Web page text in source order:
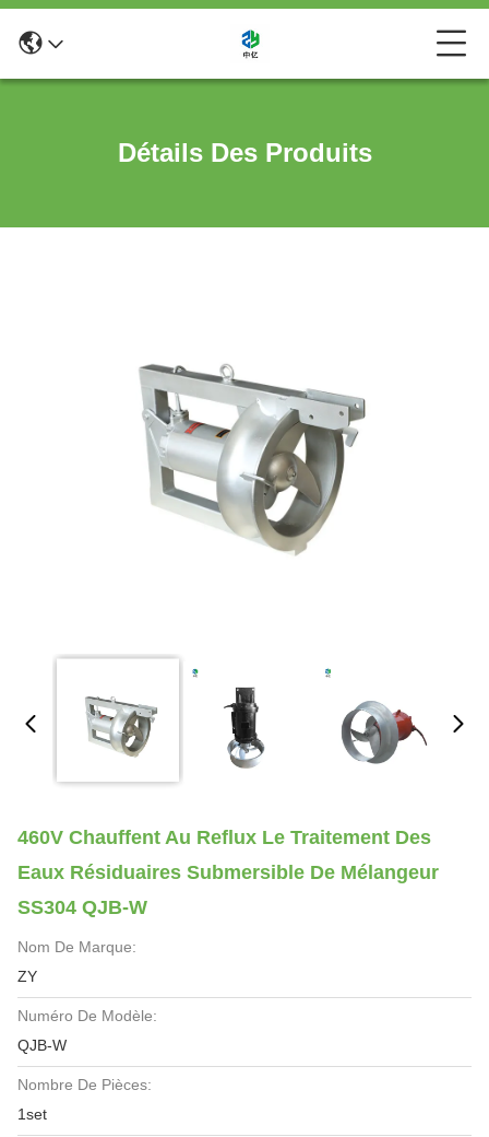
Détails Des Produits
460V Chauffent Au Reflux Le Traitement Des
Eaux Résiduaires Submersible De Mélangeur
SS304 QJB-W
Nom De Marque:
ZY
Numéro De Modèle:
QJB-W
Nombre De Pièces:
1set